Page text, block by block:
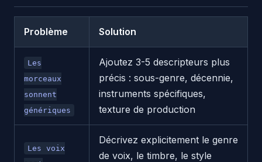
Problème Solution
Les
morceaux
sonnent
génériques
Ajoutez 3-5 descripteurs plus
précis : sous-genre, décennie,
instruments spécifiques,
texture de production
Les voix
Décrivez explicitement le genre
de voix, le timbre, le style